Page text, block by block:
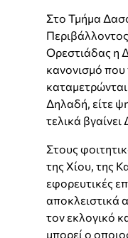
Στο Τμήμα
Ορεστιάδας η
κανονισμό που
Δηλαδή, είτε
τελικά
Στους
της Χίου, της
εφορευτικές
αποκλειστικά
τον εκλογικό
μπορεί ο